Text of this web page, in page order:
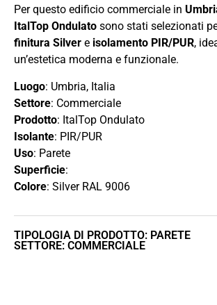
Per questo edificio commerciale in
ItalTop Ondulato sono stati selezionati
finitura Silver e isolamento PIR/PUR,
un’estetica moderna e funzionale.
Luogo: Umbria, Italia
Settore: Commerciale
Prodotto: ItalTop Ondulato
Isolante: PIR/PUR
Uso: Parete
Superficie:
Colore: Silver RAL 9006
TIPOLOGIA DI PRODOTTO: PARETE
SETTORE: COMMERCIALE